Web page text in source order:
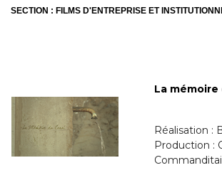
SECTION : FILMS D'ENTREPRISE ET
La mémoire
Réalisation :
Production :